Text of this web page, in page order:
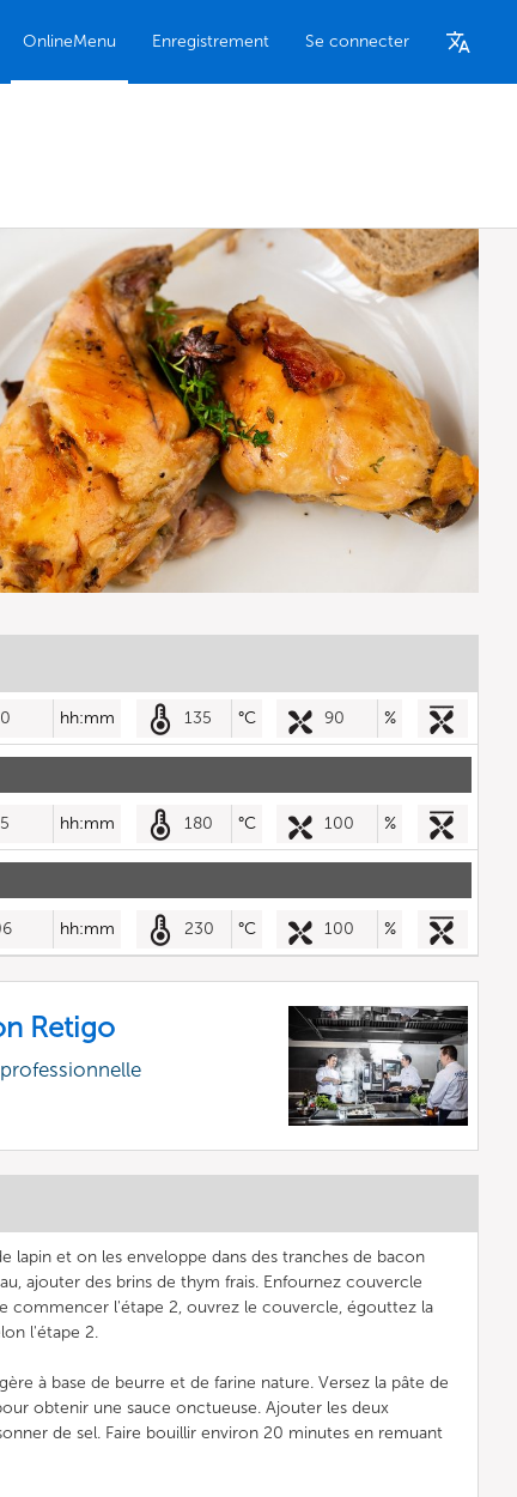
OnlineMenu Enregistrement Se connecter
hh:mm 135 °C 90 %
hh:mm 180 °C 100 %
hh:mm 230 °C 100 %
Retigo
lapin et on les enveloppe dans des tranches de bacon
ajouter des brins de thym frais. Enfournez couvercle
commencer l'étape 2, ouvrez le couvercle, égouttez la
l'étape 2.
à base de beurre et de farine nature. Versez la pâte de
obtenir une sauce onctueuse. Ajouter les deux
de sel. Faire bouillir environ 20 minutes en remuant